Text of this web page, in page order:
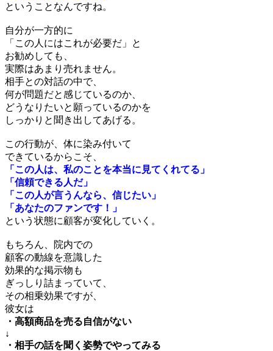
ということなんですね。
自分が一方的に
「この人にはこれが必要だ」と
お勧めしても、
実際はあまり売れません。
相手との対話の中で、
何が問題だと感じているのか、
どうなりたいと願っているのかを
しっかりと聞き出してあげる。
この行動が、体に染み付いて
できているからこそ、
「この人は、私のことを本当に見てくれてる」
「信頼できる人だ」
「この人が言うんなら、信じたい」
「あなたのファンです！」
という状態に顧客が変化していく。
もちろん、院内での
顧客の動線を意識した
効果的な掲示物も
ぎっしり詰まっていて、
その相乗効果ですが、
彼女は
・高額商品を売る自信がない
↓
・相手の話を聞く姿勢でやってみる